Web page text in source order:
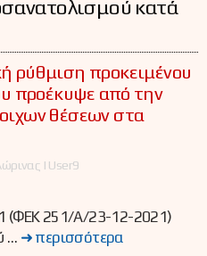
κατά
ρύθμιση προκειμένου
προέκυψε από την
θέσεων στα
| User9
(ΦΕΚ 251/Α/23-12-2021)
… ➜ περισσότερα